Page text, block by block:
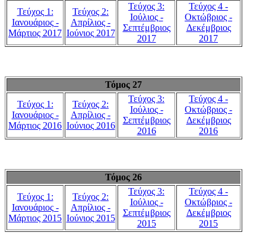
Τεύχος 1:
Ιανουάριος -
Μάρτιος 2017
Τεύχος 2:
Απρίλιος -
Ιούνιος 2017
Τεύχος 3:
Ιούλιος -
Σεπτέμβριος
2017
Τεύχος 4 -
Οκτώβριος -
Δεκέμβριος
2017
Τόμος 27
Τεύχος 1:
Ιανουάριος -
Μάρτιος 2016
Τεύχος 2:
Απρίλιος -
Ιούνιος 2016
Τεύχος 3:
Ιούλιος -
Σεπτέμβριος
2016
Τεύχος 4 -
Οκτώβριος -
Δεκέμβριος
2016
Τόμος 26
Τεύχος 1:
Ιανουάριος -
Μάρτιος 2015
Τεύχος 2:
Απρίλιος -
Ιούνιος 2015
Τεύχος 3:
Ιούλιος -
Σεπτέμβριος
2015
Τεύχος 4 -
Οκτώβριος -
Δεκέμβριος
2015